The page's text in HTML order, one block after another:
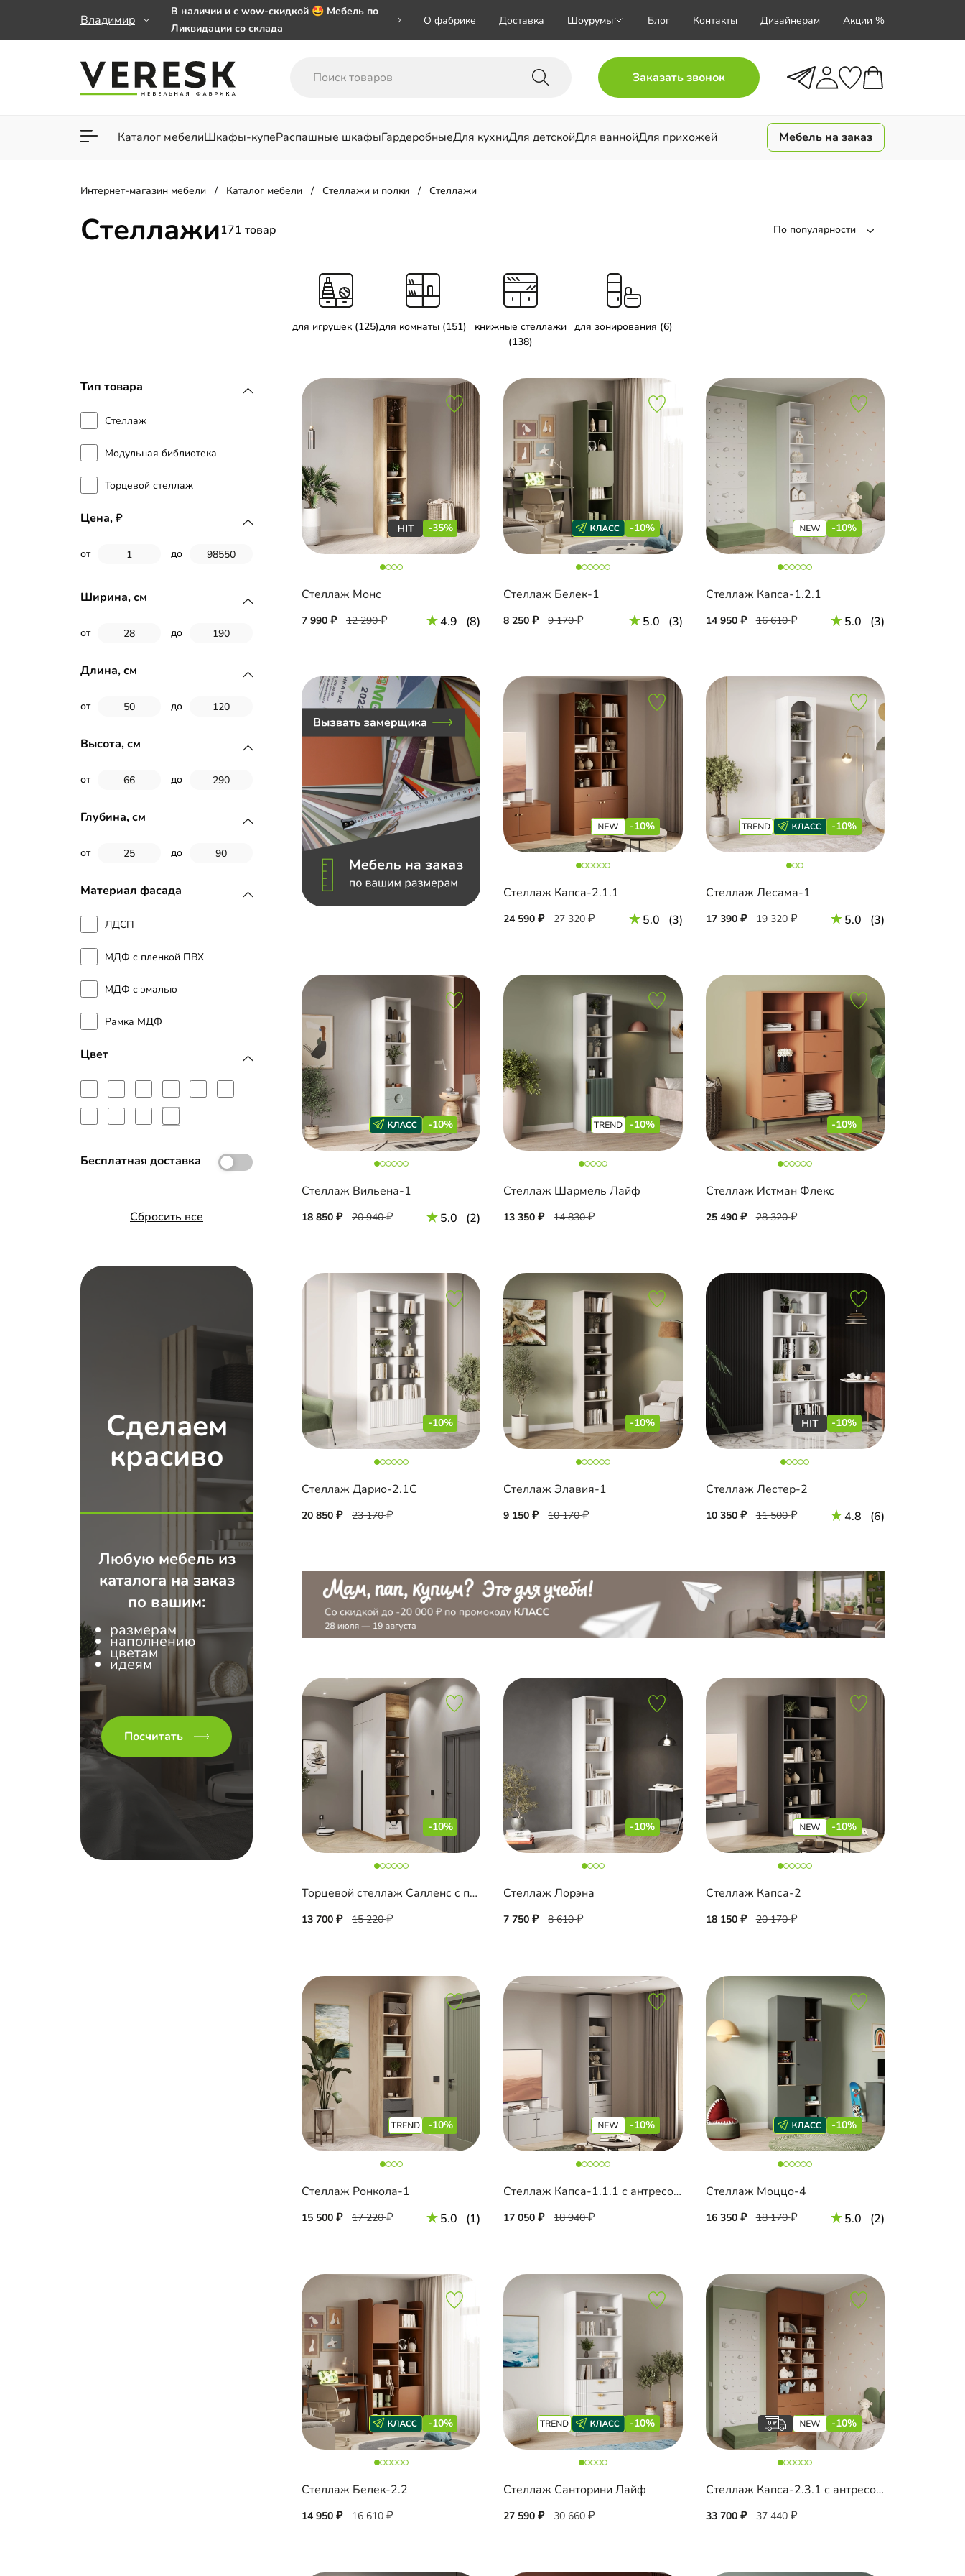
Владимир
В наличии и с wow-скидкой 🤩 Мебель по
Ликвидации со склада
заказе от 50 000 ₽
Важно! Наш Whatsapp переехал на номер
О фабрике Доставка Шоурумы Блог Контакты Дизайнерам Акции %
Заказать звонок
Каталог мебелиШкафы-купеРаспашные шкафыГардеробныеДля кухниДля детскойДля ваннойДля прихожей
Для гостиной Для спальни
Мебель на заказ
Интернет-магазин мебели Каталог мебели Стеллажи и полки Стеллажи
Стеллажи171 товар По популярности
для игрушек (125)для комнаты (151)
книжные стеллажи
(138)
для зонирования (6)
Тип товара
Стеллаж
Модульная библиотека
Торцевой стеллаж
Цена,
от до
Ширина, см
от до
Длина, см
от до
Высота, см
от до
Глубина, см
от до
Материал фасада
ЛДСП
МДФ с пленкой ПВХ
МДФ с эмалью
Рамка МДФ
Цвет
Бесплатная доставка
Сбросить все
Сделаем
красиво
Любую мебель из
каталога на заказ
по вашим:
размерам
наполнению
цветам
идеям
Посчитать
-35%
Стеллаж Монс
7 990 12 290 4.9 (8)
-10%
Стеллаж Белек-1
8 250 9 170 5.0 (3)
-10%
Стеллаж Капса-1.2.1
14 950 16 610 5.0 (3)
-10%
Стеллаж Капса-2.1.1
24 590 27 320 5.0 (3)
-10%
Стеллаж Лесама-1
17 390 19 320 5.0 (3)
-10%
Стеллаж Вильена-1
18 850 20 940 5.0 (2)
-10%
Стеллаж Шармель Лайф
13 350 14 830
-10%
Стеллаж Истман Флекс
25 490 28 320
-10%
Стеллаж Дарио-2.1С
20 850 23 170
-10%
Стеллаж Элавия-1
9 150 10 170
-10%
Стеллаж Лестер-2
10 350 11 500 4.8 (6)
-10%
Торцевой стеллаж Салленс с полками и антресолью
13 700 15 220
-10%
Стеллаж Лорэна
7 750 8 610
-10%
Стеллаж Капса-2
18 150 20 170
-10%
Стеллаж Ронкола-1
15 500 17 220 5.0 (1)
-10%
Стеллаж Капса-1.1.1 с антресолью
17 050 18 940
-10%
Стеллаж Моццо-4
16 350 18 170 5.0 (2)
-10%
Стеллаж Белек-2.2
14 950 16 610
-10%
Стеллаж Санторини Лайф
27 590 30 660
-10%
Стеллаж Капса-2.3.1 с антресолью
33 700 37 440